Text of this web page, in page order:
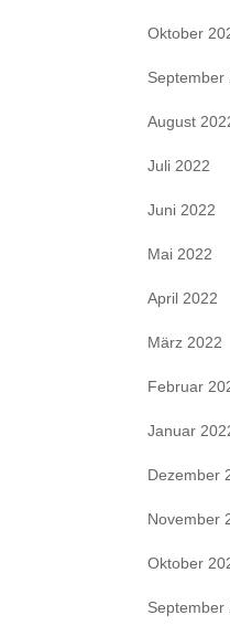
Oktober
September
August
Juli 2022
Juni 2022
Mai 2022
April 2022
März 2022
Februar
Januar
Dezember
November
Oktober
September